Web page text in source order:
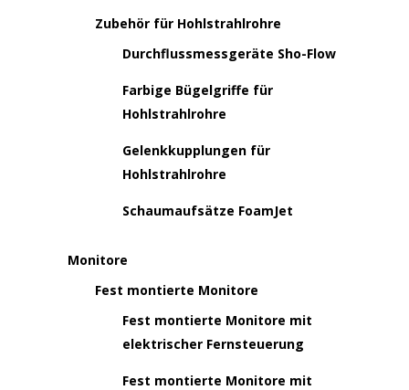
Zubehör für Hohlstrahlrohre
Durchflussmessgeräte Sho-Flow
Farbige Bügelgriffe für
Hohlstrahlrohre
Gelenkkupplungen für
Hohlstrahlrohre
Schaumaufsätze FoamJet
Monitore
Fest montierte Monitore
Fest montierte Monitore mit
elektrischer Fernsteuerung
Fest montierte Monitore mit